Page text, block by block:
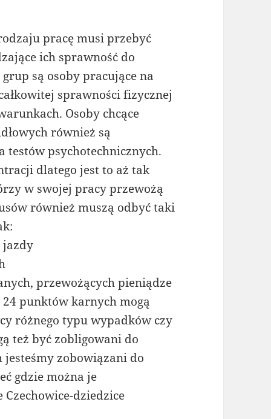
pracę musi przebyć
ich sprawność do
są osoby pracujące na
sprawności fizycznej
Osoby chcące
również są
testów psychotechnicznych.
dlatego jest to aż tak
w swojej pracy przewożą
również muszą odbyć taki
jazdy
przewożących pieniądze
punktów karnych mogą
różnego typu wypadków czy
też być zobligowani do
zobowiązani do
gdzie można je
dziedzice